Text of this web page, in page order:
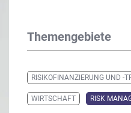
Themengebiete
RISIKOFINANZIERUNG UND -
WIRTSCHAFT RISK